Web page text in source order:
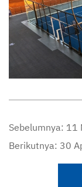
Sebelumnya: 11
Berikutnya: 30